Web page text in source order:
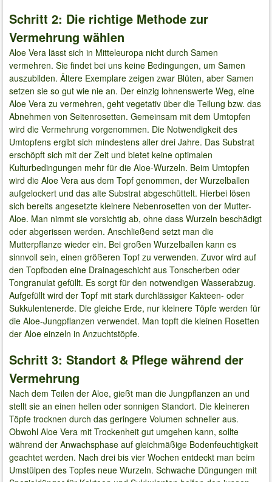
Schritt 2: Die richtige Methode zur
Vermehrung wählen
Aloe Vera lässt sich in Mitteleuropa nicht durch Samen
vermehren. Sie findet bei uns keine Bedingungen, um Samen
auszubilden. Ältere Exemplare zeigen zwar Blüten, aber Samen
setzen sie so gut wie nie an. Der einzig lohnenswerte Weg, eine
Aloe Vera zu vermehren, geht vegetativ über die Teilung bzw. das
Abnehmen von Seitenrosetten. Gemeinsam mit dem Umtopfen
wird die Vermehrung vorgenommen. Die Notwendigkeit des
Umtopfens ergibt sich mindestens aller drei Jahre. Das Substrat
erschöpft sich mit der Zeit und bietet keine optimalen
Kulturbedingungen mehr für die Aloe-Wurzeln. Beim Umtopfen
wird die Aloe Vera aus dem Topf genommen, der Wurzelballen
aufgelockert und das alte Substrat abgeschüttelt. Hierbei lösen
sich bereits angesetzte kleinere Nebenrosetten von der Mutter-
Aloe. Man nimmt sie vorsichtig ab, ohne dass Wurzeln beschädigt
oder abgerissen werden. Anschließend setzt man die
Mutterpflanze wieder ein. Bei großen Wurzelballen kann es
sinnvoll sein, einen größeren Topf zu verwenden. Zuvor wird auf
den Topfboden eine Drainageschicht aus Tonscherben oder
Tongranulat gefüllt. Es sorgt für den notwendigen Wasserabzug.
Aufgefüllt wird der Topf mit stark durchlässiger Kakteen- oder
Sukkulentenerde. Die gleiche Erde, nur kleinere Töpfe werden für
die Aloe-Jungpflanzen verwendet. Man topft die kleinen Rosetten
der Aloe einzeln in Anzuchtstöpfe.
Schritt 3: Standort & Pflege während der
Vermehrung
Nach dem Teilen der Aloe, gießt man die Jungpflanzen an und
stellt sie an einen hellen oder sonnigen Standort. Die kleineren
Töpfe trocknen durch das geringere Volumen schneller aus.
Obwohl Aloe Vera mit Trockenheit gut umgehen kann, sollte
während der Anwachsphase auf gleichmäßige Bodenfeuchtigkeit
geachtet werden. Nach drei bis vier Wochen entdeckt man beim
Umstülpen des Topfes neue Wurzeln. Schwache Düngungen mit